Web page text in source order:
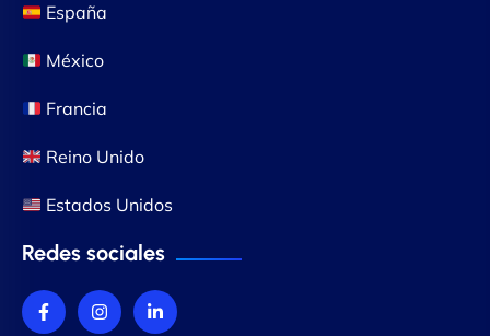
España
México
Francia
Reino Unido
Estados Unidos
Redes sociales